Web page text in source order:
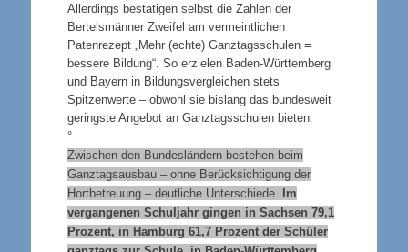
Allerdings bestätigen selbst die Zahlen der
Bertelsmänner Zweifel am vermeintlichen
Patenrezept „Mehr (echte) Ganztagsschulen =
bessere Bildung“. So erzielen Baden-Württemberg
und Bayern in Bildungsvergleichen stets
Spitzenwerte – obwohl sie bislang das bundesweit
geringste Angebot an Ganztagsschulen bieten:
°
Zwischen den Bundesländern bestehen beim
Ganztagsausbau – ohne Berücksichtigung der
Hortbetreuung – deutliche Unterschiede. Im
vergangenen Schuljahr gingen in Sachsen 79,1
Prozent, in Hamburg 61,7 Prozent der Schüler